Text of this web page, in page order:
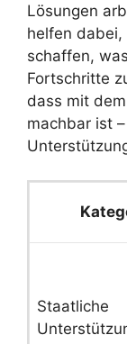
Lösungen
helfen dabei,
schaffen,
Fortschritte
dass mit
machbar ist
Staatliche